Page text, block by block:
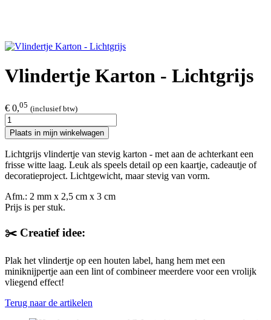
Vlindertje Karton - Lichtgrijs
€ 0,05 (inclusief btw)
Plaats in mijn winkelwagen
Lichtgrijs vlindertje van stevig karton - met aan de achterkant een
frisse witte laag. Leuk als speels detail op een kaartje, cadeautje of
decoratieproject. Lichtgewicht, maar stevig van vorm.
Afm.: 2 mm x 2,5 cm x 3 cm
Prijs is per stuk.
✂️ Creatief idee:
Plak het vlindertje op een houten label, hang hem met een
miniknijpertje aan een lint of combineer meerdere voor een vrolijk
vliegend effect!
Terug naar de artikelen